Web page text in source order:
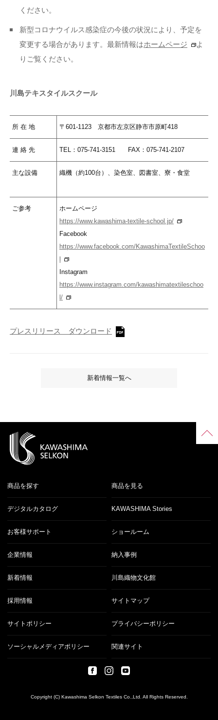
ください。
新型コロナウイルス感染症の今後の状況により、予定を
変更する場合があります。最新情報はホームページ
よ
りご覧ください。
川島テキスタイルスクール
所 在 地 〒601-1123 京都市左京区静市市原町418
連 絡 先 TEL：075-741-3151 FAX：075-741-2107
主な設備 織機（約100台）、染色室、図書室、寮・食堂
ご参考
ホームページ
https://www.kawashima-textile-school.jp/
Facebook
https://www.facebook.com/KawashimaTextileSchoo
l
Instagram
https://www.instagram.com/kawashimatextileschoo
l/
プレスリリース ダウンロード
新着情報一覧へ
商品を探す 商品を見る
デジタルカタログ KAWASHIMA Stories
お客様サポート ショールーム
企業情報 納入事例
新着情報 川島織物文化館
採用情報 サイトマップ
サイトポリシー プライバシーポリシー
ソーシャルメディアポリシー 関連サイト
Copyright (C) Kawashima Selkon Textiles Co.,Ltd. All Rights Reserved.